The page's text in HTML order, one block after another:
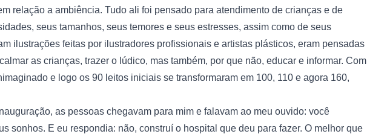
relação a ambiência. Tudo ali foi pensado para atendimento de crianças e de
seus tamanhos, seus temores e seus estresses, assim como de seus
ilustrações feitas por ilustradores profissionais e artistas plásticos, eram pensadas
as crianças, trazer o lúdico, mas também, por que não, educar e informar. Com
e logo os 90 leitos iniciais se transformaram em 100, 110 e agora 160,
as pessoas chegavam para mim e falavam ao meu ouvido: você
sonhos. E eu respondia: não, construí o hospital que deu para fazer. O melhor que